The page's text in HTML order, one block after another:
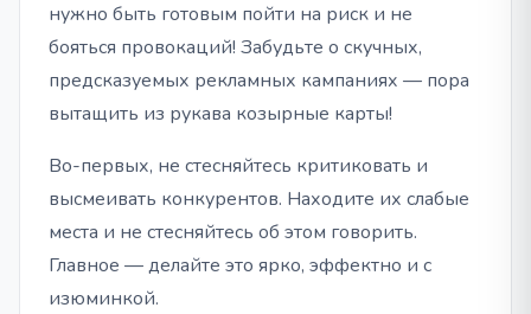
нужно быть готовым пойти на риск и не
бояться провокаций! Забудьте о скучных,
предсказуемых рекламных кампаниях — пора
вытащить из рукава козырные карты!
Во-первых, не стесняйтесь критиковать и
высмеивать конкурентов. Находите их слабые
места и не стесняйтесь об этом говорить.
Главное — делайте это ярко, эффектно и с
изюминкой.